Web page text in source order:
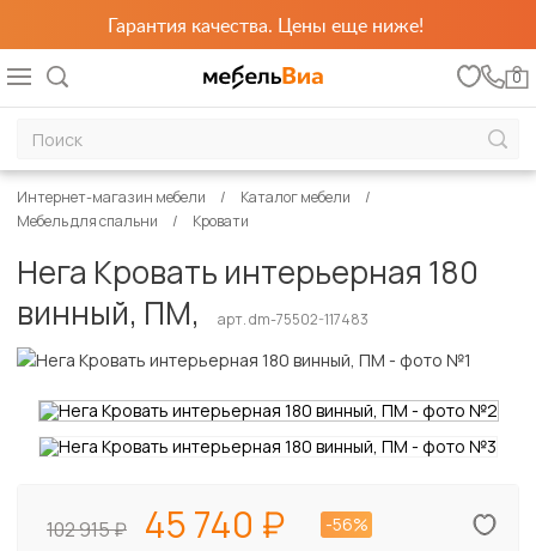
Гарантия качества. Цены еще ниже!
0
Интернет-магазин мебели
Каталог мебели
Мебель для спальни
Кровати
Нега Кровать интерьерная 180
винный, ПМ,
арт. dm-75502-117483
102 915 45 740
-56%